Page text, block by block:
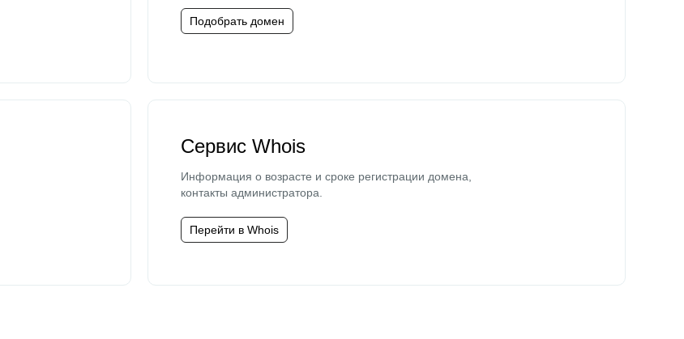
Подобрать домен
Сервис Whois
Информация о возрасте и сроке регистрации домена,
контакты администратора.
Перейти в Whois